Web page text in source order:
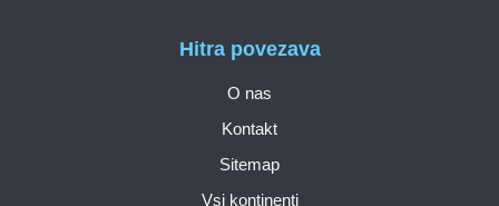
Hitra povezava
O nas
Kontakt
Sitemap
Vsi kontinenti